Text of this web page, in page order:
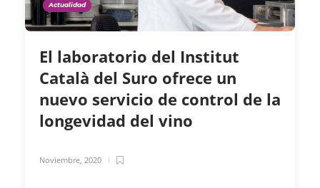
Actualidad
El laboratorio del Institut
Català del Suro ofrece un
nuevo servicio de control de la
longevidad del vino
Noviembre, 2020